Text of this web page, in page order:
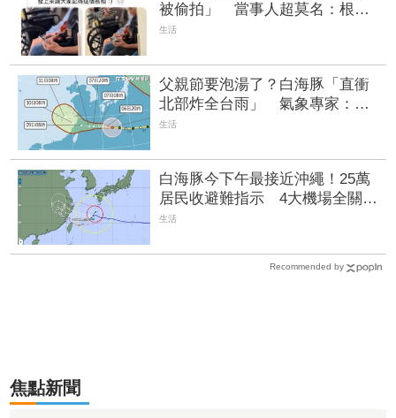
被偷拍」 當事人超莫名：根本
沒印象妳是誰
生活
父親節要泡湯了？白海豚「直衝
北部炸全台雨」 氣象專家：周
末為搖滾時段
生活
白海豚今下午最接近沖繩！25萬
居民收避難指示 4大機場全關、
所有航班取消
生活
Recommended by
焦點新聞